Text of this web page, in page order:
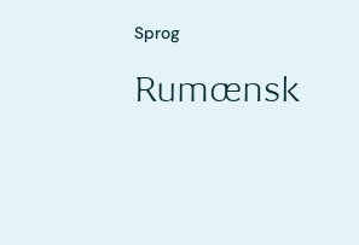
Sprog
Rumænsk